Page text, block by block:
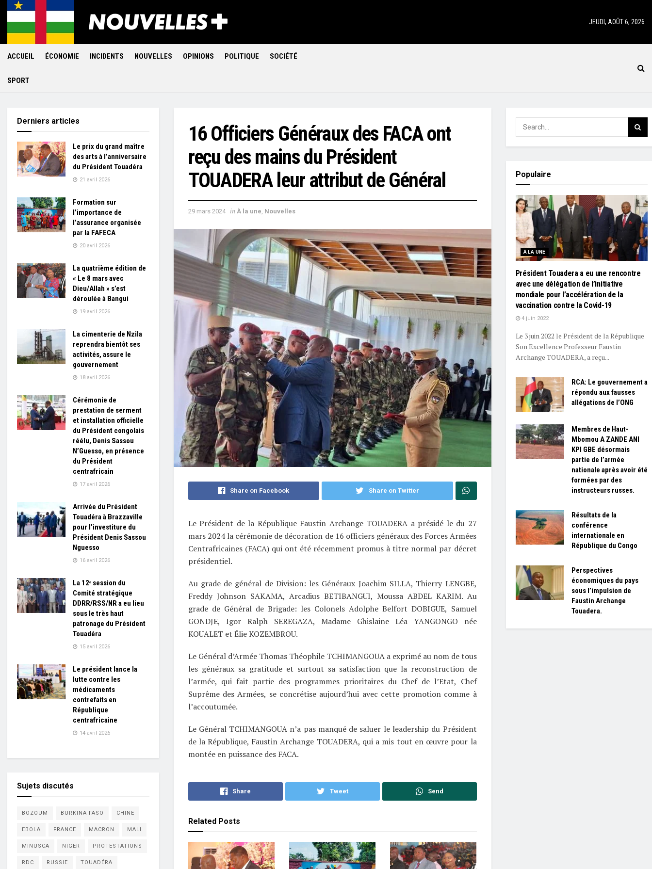
JEUDI, AOÛT 6, 2026
ACCUEIL ÉCONOMIE INCIDENTS NOUVELLES OPINIONS POLITIQUE SOCIÉTÉ
SPORT
16 Officiers Généraux des FACA ont
reçu des mains du Président
TOUADERA leur attribut de Général
29 mars 2024 in À la une Nouvelles
Share on Facebook Share on Twitter
Le Président de la République Faustin Archange TOUADERA a présidé le du 27
mars 2024 la cérémonie de décoration de 16 officiers généraux des Forces Armées
Centrafricaines (FACA) qui ont été récemment promus à titre normal par décret
présidentiel.
Au grade de général de Division: les Généraux Joachim SILLA, Thierry LENGBE,
Freddy Johnson SAKAMA, Arcadius BETIBANGUI, Moussa ABDEL KARIM. Au
grade de Général de Brigade: les Colonels Adolphe Belfort DOBIGUE, Samuel
GONDJE, Igor Ralph SEREGAZA, Madame Ghislaine Léa YANGONGO née
KOUALET et Élie KOZEMBROU.
Le Général d’Armée Thomas Théophile TCHIMANGOUA a exprimé au nom de tous
les généraux sa gratitude et surtout sa satisfaction que la reconstruction de
l’armée, qui fait partie des programmes prioritaires du Chef de l’Etat, Chef
Suprême des Armées, se concrétise aujourd’hui avec cette promotion comme à
l’accoutumée.
Le Général TCHIMANGOUA n’a pas manqué de saluer le leadership du Président
de la République, Faustin Archange TOUADERA, qui a mis tout en œuvre pour la
montée en puissance des FACA.
Share Tweet Send
RelatedPosts
Derniers articles
Le prix du grand maître
des arts à l’anniversaire
du Président Touadéra
21 avril 2026
Formation sur
l’importance de
l’assurance organisée
par la FAFECA
20 avril 2026
La quatrième édition de
« Le 8 mars avec
Dieu/Allah » s’est
déroulée à Bangui
19 avril 2026
La cimenterie de Nzila
reprendra bientôt ses
activités, assure le
gouvernement
18 avril 2026
Cérémonie de
prestation de serment
et installation officielle
du Président congolais
réélu, Denis Sassou
N’Guesso, en présence
du Président
centrafricain
17 avril 2026
Arrivée du Président
Touadéra à Brazzaville
pour l’investiture du
Président Denis Sassou
Nguesso
16 avril 2026
La 12ᵉ session du
Comité stratégique
DDRR/RSS/NR a eu lieu
sous le très haut
patronage du Président
Touadéra
15 avril 2026
Le président lance la
lutte contre les
médicaments
contrefaits en
République
centrafricaine
14 avril 2026
Sujets discutés
BOZOUM BURKINA-FASO CHINE
EBOLA FRANCE MACRON MALI
MINUSCA NIGER PROTESTATIONS
RDC RUSSIE TOUADÉRA
Populaire
À LA UNE
Président Touadera a eu une rencontre
avec une délégation de l’initiative
mondiale pour l’accélération de la
vaccination contre la Covid-19
4 juin 2022
Le 3 juin 2022 le Président de la République
Son Excellence Professeur Faustin
Archange TOUADERA, a reçu...
RCA: Le gouvernement a
répondu aux fausses
allégations de l’ONG
Membres de Haut-
Mbomou A ZANDE ANI
KPI GBE désormais
partie de l’armée
nationale après avoir été
formées par des
instructeurs russes.
Résultats de la
conférence
internationale en
République du Congo
Perspectives
économiques du pays
sous l’impulsion de
Faustin Archange
Touadera.